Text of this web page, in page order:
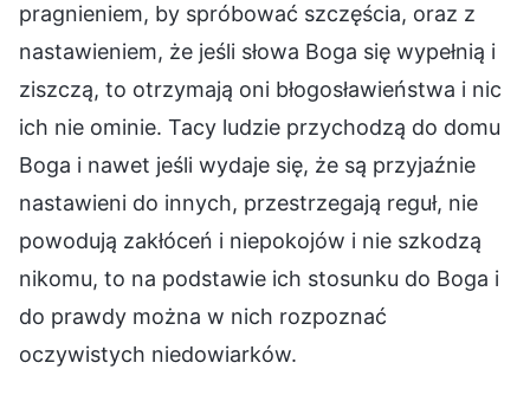
pragnieniem, by spróbować szczęścia, oraz z
nastawieniem, że jeśli słowa Boga się wypełnią i
ziszczą, to otrzymają oni błogosławieństwa i nic
ich nie ominie. Tacy ludzie przychodzą do domu
Boga i nawet jeśli wydaje się, że są przyjaźnie
nastawieni do innych, przestrzegają reguł, nie
powodują zakłóceń i niepokojów i nie szkodzą
nikomu, to na podstawie ich stosunku do Boga i
do prawdy można w nich rozpoznać
oczywistych niedowiarków.